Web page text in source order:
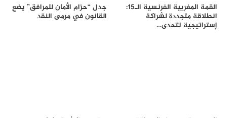
القمة المغربية الفرنسية الـ15:
انطلاقة متجددة لشراكة
إستراتيجية تتحدى…
جدل “حزام الأمان للمرافق” يضع
القانون في مرمى النقد